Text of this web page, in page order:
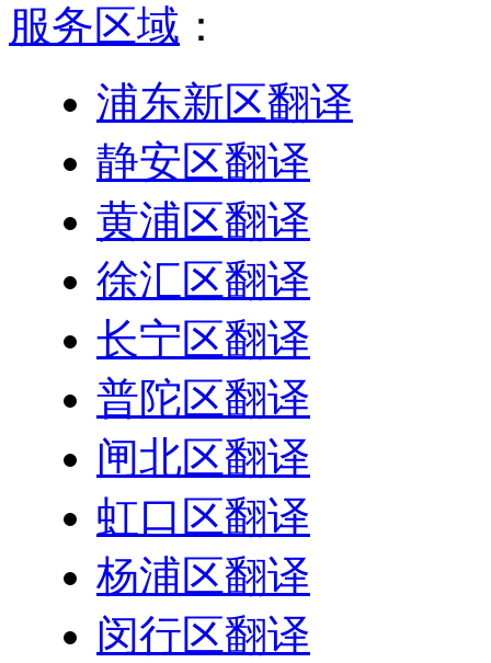
服务区域 ：
浦东新区翻译
静安区翻译
黄浦区翻译
徐汇区翻译
长宁区翻译
普陀区翻译
闸北区翻译
虹口区翻译
杨浦区翻译
闵行区翻译